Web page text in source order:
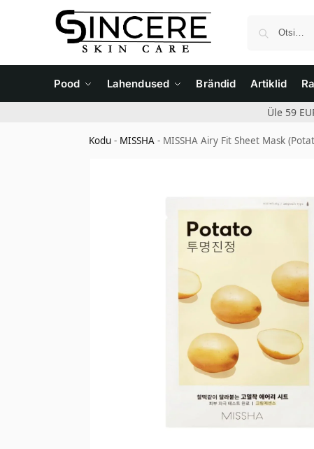
Pood Lahendused Brändid Artiklid
Üle 59
Kodu - MISSHA - MISSHA Airy Fit Sheet Mask